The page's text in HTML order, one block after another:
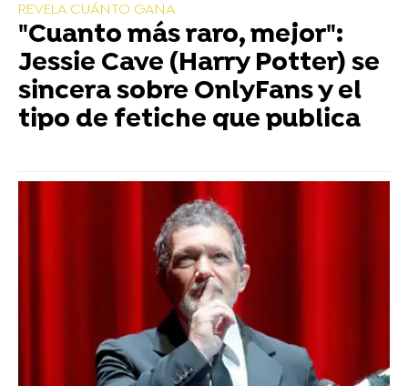
REVELA CUÁNTO GANA
"Cuanto más raro, mejor":
Jessie Cave (Harry Potter) se
sincera sobre OnlyFans y el
tipo de fetiche que publica